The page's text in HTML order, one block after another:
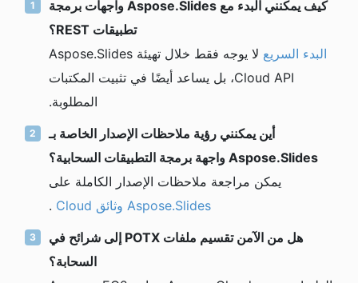
كيف يمكنني البدء مع Aspose.Slides واجهات برمجة
تطبيقات REST؟
البدء السريع
لا يوجه فقط خلال تهيئة Aspose.Slides
Cloud API، بل يساعد أيضًا في تثبيت المكتبات
المطلوبة.
أين يمكنني رؤية ملاحظات الإصدار الخاصة بـ
Aspose.Slides واجهة برمجة التطبيقات السحابية؟
يمكن مراجعة ملاحظات الإصدار الكاملة على
Aspose.Slides وثائق Cloud
.
هل من الآمن تقسيم ملفات POTX إلى شرائح في
السحابة؟